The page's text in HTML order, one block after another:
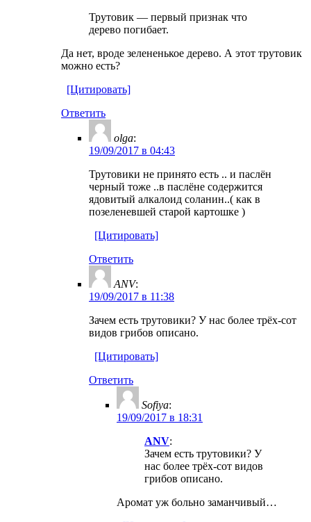
Трутовик — первый признак что
дерево погибает.
Да нет, вроде зелененькое дерево. А этот трутовик
можно есть?
[Цитировать]
Ответить
olga:
19/09/2017 в 04:43
Трутовики не принято есть .. и паслён
черный тоже ..в паслёне содержится
ядовитый алкалоид соланин..( как в
позеленевшей старой картошке )
[Цитировать]
Ответить
ANV:
19/09/2017 в 11:38
Зачем есть трутовики? У нас более трёх-сот
видов грибов описано.
[Цитировать]
Ответить
Sofiya:
19/09/2017 в 18:31
ANV:
Зачем есть трутовики? У
нас более трёх-сот видов
грибов описано.
Аромат уж больно заманчивый…